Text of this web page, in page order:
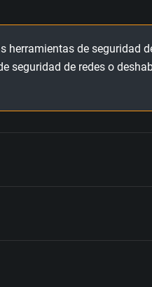
herramientas de seguridad
seguridad de redes o